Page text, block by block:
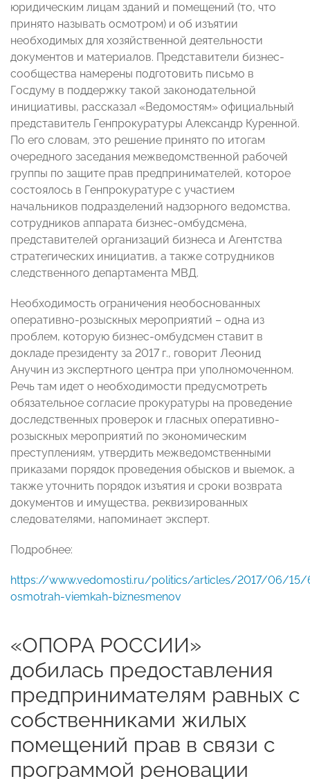
юридическим лицам зданий и помещений (то, что
принято называть осмотром) и об изъятии
необходимых для хозяйственной деятельности
документов и материалов. Представители бизнес-
сообщества намерены подготовить письмо в
Госдуму в поддержку такой законодательной
инициативы, рассказал «Ведомостям» официальный
представитель Генпрокуратуры Александр Куренной.
По его словам, это решение принято по итогам
очередного заседания межведомственной рабочей
группы по защите прав предпринимателей, которое
состоялось в Генпрокуратуре с участием
начальников подразделений надзорного ведомства,
сотрудников аппарата бизнес-омбудсмена,
представителей организаций бизнеса и Агентства
стратегических инициатив, а также сотрудников
следственного департамента МВД.
Необходимость ограничения необоснованных
оперативно-розыскных мероприятий – одна из
проблем, которую бизнес-омбудсмен ставит в
докладе президенту за 2017 г., говорит Леонид
Анучин из экспертного центра при уполномоченном.
Речь там идет о необходимости предусмотреть
обязательное согласие прокуратуры на проведение
доследственных проверок и гласных оперативно-
розыскных мероприятий по экономическим
преступлениям, утвердить межведомственными
приказами порядок проведения обысков и выемок, а
также уточнить порядок изъятия и сроки возврата
документов и имущества, реквизированных
следователями, напоминает эксперт.
Подробнее:
https://www.vedomosti.ru/politics/articles/2017/06/15/
osmotrah-viemkah-biznesmenov
«ОПОРА РОССИИ»
добилась предоставления
предпринимателям равных с
собственниками жилых
помещений прав в связи с
программой реновации